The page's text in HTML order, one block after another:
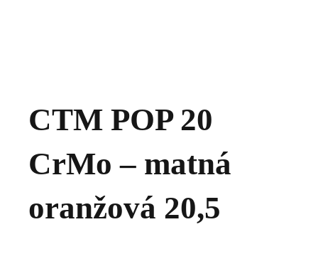
CTM POP 20
CrMo – matná
oranžová 20,5